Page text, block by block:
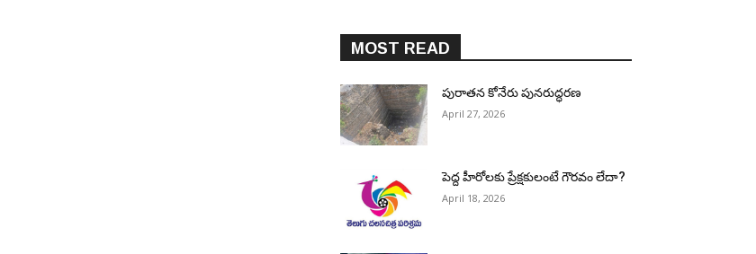
MOST READ
పురాత‌న కోనేరు పున‌రుద్ధ‌ర‌ణ
April 27, 2026
పెద్ద హీరోల‌కు ప్రేక్ష‌కులంటే గౌర‌వం లేదా?
April 18, 2026